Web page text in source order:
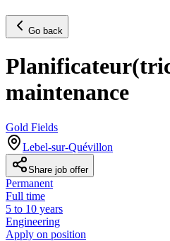
Go back
maintenance
Gold Fields
Lebel-sur-Quévillon
Share job offer
Permanent
Full time
5 to 10 years
Engineering
Apply on position